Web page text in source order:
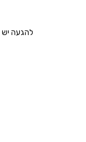
להגעה יש